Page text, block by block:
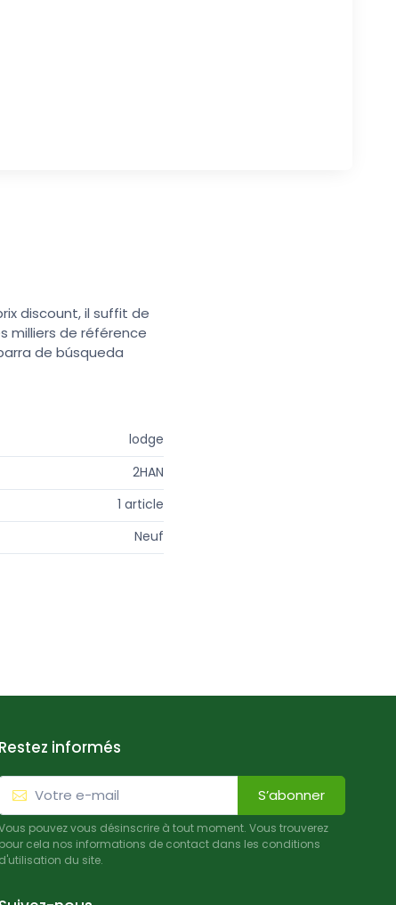
discount, il suffit de
milliers de référence
de búsqueda
lodge
2HAN
1 article
Neuf
Restez informés
S’abonner
pouvez vous désinscrire à tout moment. Vous trouverez
pour cela nos informations de contact dans les conditions
d'utilisation du site.